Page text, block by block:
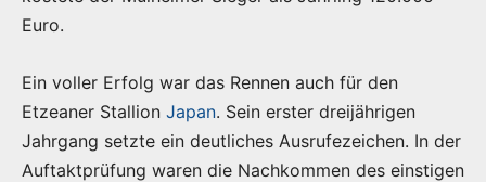
Euro.
Ein voller Erfolg war das Rennen auch für den
Etzeaner Stallion Japan. Sein erster dreijährigen
Jahrgang setzte ein deutliches Ausrufezeichen. In der
Auftaktprüfung waren die Nachkommen des einstigen